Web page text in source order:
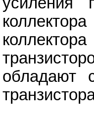
обладают